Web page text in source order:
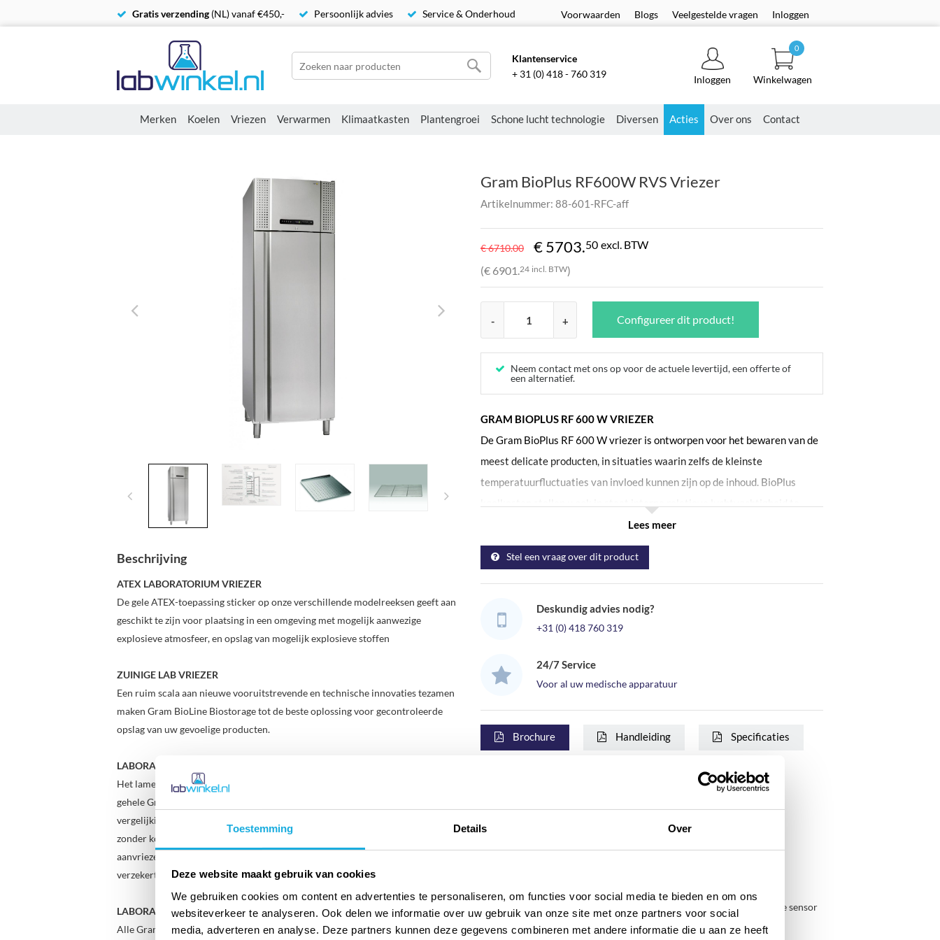
Toestemming Details Over
Deze website maakt gebruik van cookies
We gebruiken cookies om content en advertenties te personaliseren, om functies voor social media te bieden en om ons
websiteverkeer te analyseren. Ook delen we informatie over uw gebruik van onze site met onze partners voor social
media, adverteren en analyse. Deze partners kunnen deze gegevens combineren met andere informatie die u aan ze heeft
Gratis verzending (NL) vanaf €450,- Persoonlijk advies Service & Onderhoud Voorwaarden Blogs Veelgestelde vragen Inloggen
Klantenservice
+ 31 (0) 418 - 760 319
Inloggen Winkelwagen
0
Merken Koelen Vriezen Verwarmen Klimaatkasten Plantengroei Schone lucht technologie Diversen Acties Over ons Contact
Beschrijving
ATEX LABORATORIUM VRIEZER
De gele ATEX-toepassing sticker op onze verschillende modelreeksen geeft aan
geschikt te zijn voor plaatsing in een omgeving met mogelijk aanwezige
explosieve atmosfeer, en opslag van mogelijk explosieve stoffen
ZUINIGE LAB VRIEZER
Een ruim scala aan nieuwe vooruitstrevende en technische innovaties tezamen
maken Gram BioLine Biostorage tot de beste oplossing voor gecontroleerde
opslag van uw gevoelige producten.
LABORATORIUM VRIEZER MET LAMELLEN VERDAMPER
Het lamellen-verdamperblok vormt de ruggengraat van het koelsysteem van de
gehele Gram BioLine range en staat garant voor belangrijke voordelen in
vergelijking met overige systemen. Het design voorziet in een opslagruimte
zonder koude achterwand, waardoor delicate producten niet kunnen
aanvriezen. In combinatie met het Gram BioLine luchtgeleidingssysteem is men
verzekert van een stabiele temperatuur in de gehele kast.
LABORATORIUM VRIEZER MET AUTOMATISCHE ONTDOOIING
Alle Gram BioLine koelingen zijn uitgerust met het “Smart defrost”
Gram BioPlus RF600W RVS Vriezer
Artikelnummer: 88-601-RFC-aff
€ 6710.00 € 5703.50 excl. BTW
(€ 6901.24 incl. BTW)
- + Configureer dit product!
Neem contact met ons op voor de actuele levertijd, een offerte of
een alternatief.
GRAM BIOPLUS RF 600 W VRIEZER
De Gram BioPlus RF 600 W vriezer is ontworpen voor het bewaren van de
meest delicate producten, in situaties waarin zelfs de kleinste
temperatuurfluctuaties van invloed kunnen zijn op de inhoud. BioPlus
verminderen, waarmee ongewenste verontreinigingen minder kans krijgen
in de buurt van delicate biomaterialen. Qua prestatie zijn deze kasten
ontworpen om de beste resultaten te leveren, zelfs onder uitzonderlijke
omstandigheden. Deze vriezer is de brede variant en heeft een
temperatuurbereik van -5°C tot -25°C en een wit gecoate buitenkant. De
Gram BioPlus RF 600 W vriezer heeft een bruto inhoud van 600 liter en
RVS LABORATORIUM VRIEZER
Let op, deze vriezer is exclusief interieur, dit kunt u kiezen bij de opties na
het plaatsen van het product in uw winkelwagen. Deze vriezer is ook
verkrijgbaar in het RVS, deze optie kunt u ook, tegen meerprijs, kiezen na
het plaatsen van het product in uw winkelwagen.
Lees meer
Stel een vraag over dit product
Deskundig advies nodig?
+31 (0) 418 760 319
24/7 Service
Voor al uw medische apparatuur
Brochure Handleiding Specificaties
Specificaties
Inhoud bruto
600 liter
Inclusief
Stelpoten en doorvoer externe sensor
Geluidsniveau
45.8 d(B)A